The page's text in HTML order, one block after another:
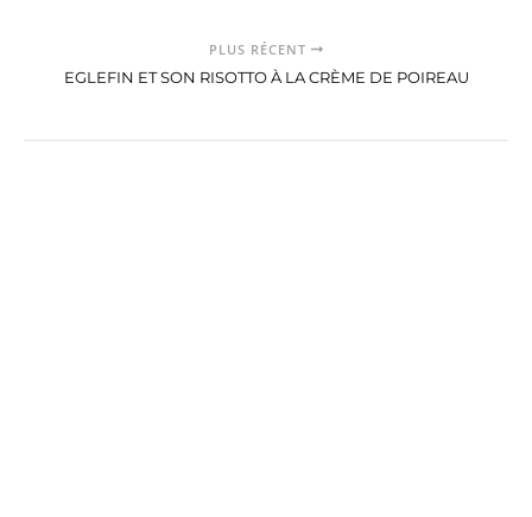
PLUS RÉCENT
EGLEFIN ET SON RISOTTO À LA CRÈME DE POIREAU